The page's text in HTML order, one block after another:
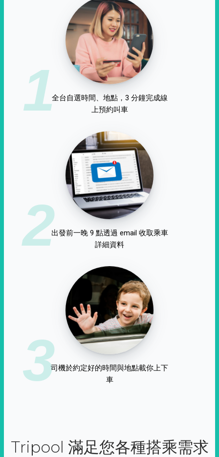
1全台自選時間、地點，3 分鐘完成線
上預約叫車
2出發前一晚 9 點透過 email 收取乘車
詳細資料
3司機於約定好的時間與地點載你上下
車
Tripool 滿足您各種搭乘需求